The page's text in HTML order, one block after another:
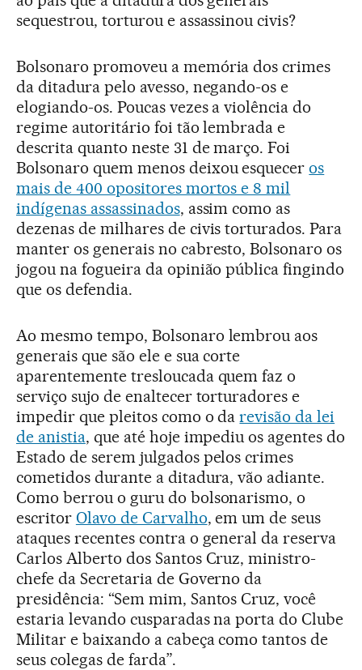
sequestrou, torturou e assassinou civis?
Bolsonaro promoveu a memória dos crimes
da ditadura pelo avesso, negando-os e
elogiando-os. Poucas vezes a violência do
regime autoritário foi tão lembrada e
descrita quanto neste 31 de março. Foi
Bolsonaro quem menos deixou esqueceros
mais de 400 opositores mortos e 8 mil
indígenas assassinados, assim como as
dezenas de milhares de civis torturados. Para
manter os generais no cabresto, Bolsonaro os
jogou na fogueira da opinião pública fingindo
que os defendia.
Ao mesmo tempo, Bolsonaro lembrou aos
generais que são ele e sua corte
aparentemente tresloucada quem faz o
serviço sujo de enaltecer torturadores e
impedir que pleitos como o darevisão da lei
de anistia, que até hoje impediu os agentes do
Estado de serem julgados pelos crimes
cometidos durante a ditadura, vão adiante.
Como berrou o guru do bolsonarismo, o
escritor Olavo de Carvalho, em um de seus
ataques recentes contra o general da reserva
Carlos Alberto dos Santos Cruz, ministro-
chefe da Secretaria de Governo da
presidência: “Sem mim, Santos Cruz, você
estaria levando cusparadas na porta do Clube
Militar e baixando a cabeça como tantos de
seus colegas de farda”.